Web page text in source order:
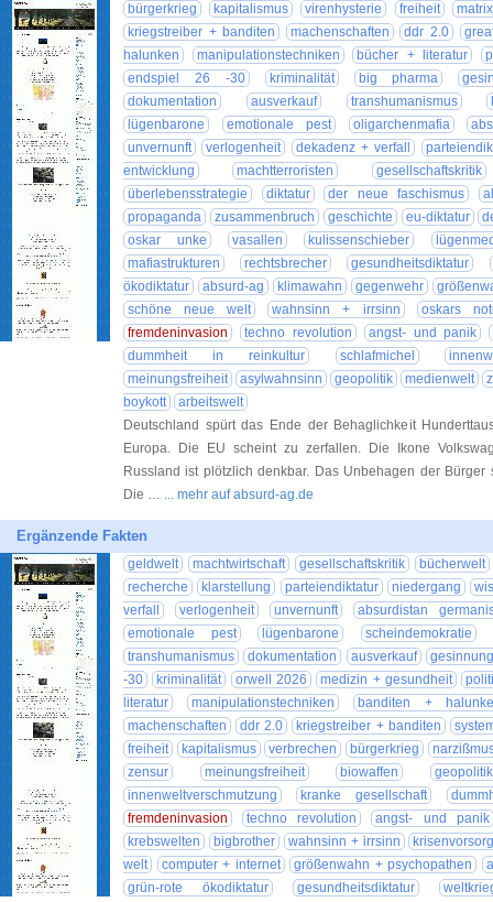
bürgerkrieg kapitalismus virenhysterie freiheit
kriegstreiber + banditen
machenschaften ddr 2.0
halunken
manipulationstechniken bücher + literatur
endspiel 26 -30
kriminalität big pharma
dokumentation
ausverkauf transhumanismus
lügenbarone
emotionale pest oligarchenmafia
unvernunft
verlogenheit dekadenz + verfall
entwicklung
machtterroristen
gesellschaftskritik
überlebensstrategie
diktatur der neue faschismus
propaganda
zusammenbruch geschichte eu-diktatur
oskar unke
vasallen kulissenschieber
mafiastrukturen
rechtsbrecher
gesundheitsdiktatur
ökodiktatur
absurd-ag klimawahn gegenwehr
schöne neue welt
wahnsinn + irrsinn
oskars
fremdeninvasion
techno revolution
angst- und panik
dummheit in reinkultur
schlafmichel
meinungsfreiheit
asylwahnsinn geopolitik medienwelt
boykott
arbeitswelt
Deutschland spürt das Ende der Behaglichkeit
Europa. Die EU scheint zu zerfallen. Die Ikone
Russland ist plötzlich denkbar. Das Unbehagen der
Die … ... mehr auf absurd-ag.de
Ergänzende Fakten
geldwelt machtwirtschaft gesellschaftskritik
bücherwelt
recherche
klarstellung parteiendiktatur niedergang
verfall
verlogenheit unvernunft
absurdistan
emotionale pest
lügenbarone
scheindemokratie
transhumanismus
dokumentation ausverkauf
-30
kriminalität orwell 2026 medizin + gesundheit
literatur
manipulationstechniken
banditen +
machenschaften
ddr 2.0 kriegstreiber + banditen
freiheit
kapitalismus verbrechen bürgerkrieg
zensur
meinungsfreiheit biowaffen
geopolitik
innenweltverschmutzung
kranke gesellschaft
fremdeninvasion
techno revolution
angst- und panik
krebswelten
bigbrother wahnsinn + irrsinn
welt
computer + internet größenwahn + psychopathen
grün-rote ökodiktatur
gesundheitsdiktatur